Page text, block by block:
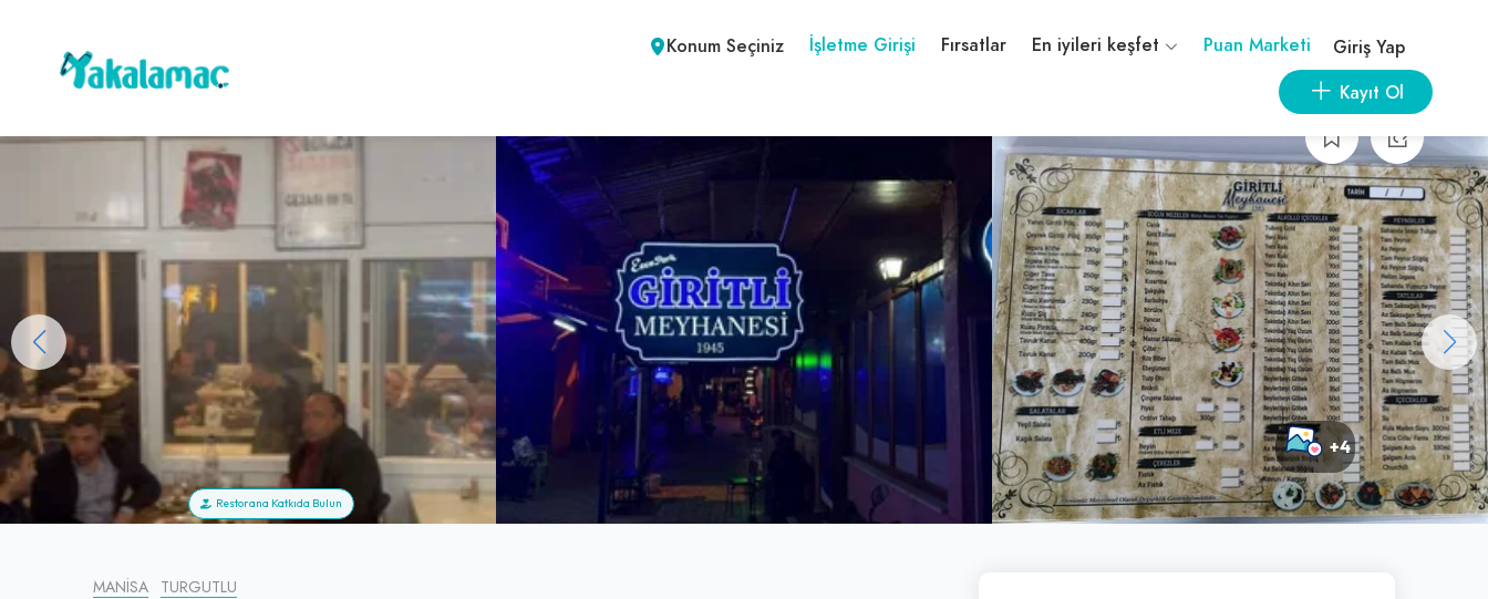
Konum Seçiniz İşletme Girişi Fırsatlar En iyileri keşfet Puan Marketi
Giriş Yap
Kayıt Ol
+4
Restorana Katkıda Bulun
MANISA TURGUTLU